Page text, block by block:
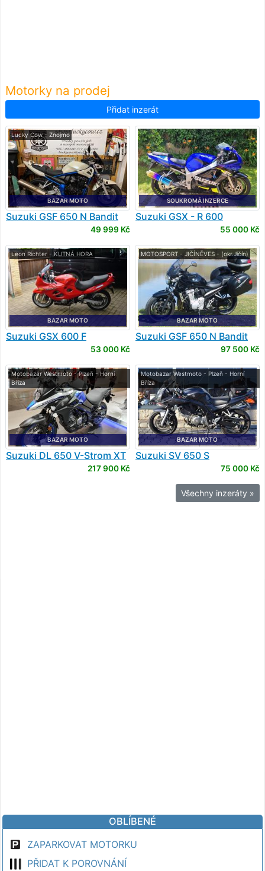
Motorky na prodej
Přidat inzerát
Lucky Cow - Znojmo
BAZAR MOTO
Suzuki GSF 650 N Bandit
49 999 Kč
SOUKROMÁ INZERCE
Suzuki GSX - R 600
55 000 Kč
Leon Richter - KUTNÁ HORA
BAZAR MOTO
Suzuki GSX 600 F
53 000 Kč
MOTOSPORT - JIČÍNĚVES - (okr.Jičín)
BAZAR MOTO
Suzuki GSF 650 N Bandit
97 500 Kč
Motobazar Westmoto - Plzeň - Horní
Bříza
BAZAR MOTO
Suzuki DL 650 V-Strom XT
217 900 Kč
Motobazar Westmoto - Plzeň - Horní
Bříza
BAZAR MOTO
Suzuki SV 650 S
75 000 Kč
Všechny inzeráty »
OBLÍBENÉ
ZAPARKOVAT MOTORKU
PŘIDAT K POROVNÁNÍ